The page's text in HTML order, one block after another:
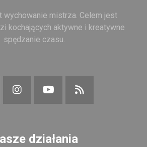
wychowanie mistrza. Celem jest
kochających aktywne i kreatywne
spędzanie czasu.
działania